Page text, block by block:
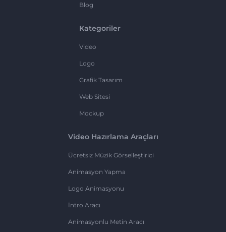
Blog
Kategoriler
Video
Logo
Grafik Tasarım
Web Sitesi
Mockup
Video Hazırlama Araçları
Ücretsiz Müzik Görselleştirici
Animasyon Yapma
Logo Animasyonu
İntro Aracı
Animasyonlu Metin Aracı